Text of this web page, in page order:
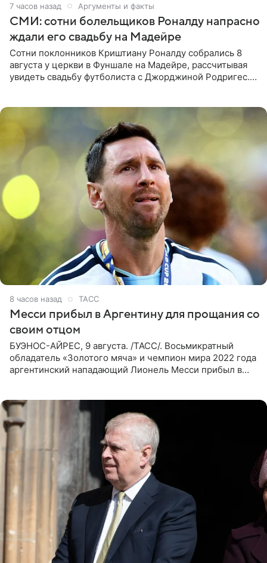
7 часов назад Аргументы и факты
СМИ: сотни болельщиков Роналду напрасно
ждали его свадьбу на Мадейре
Сотни поклонников Криштиану Роналду собрались 8
августа у церкви в Фуншале на Мадейре, рассчитывая
увидеть свадьбу футболиста с Джорджиной Родригес.
8 часов назад ТАСС
Месси прибыл в Аргентину для прощания со
своим отцом
БУЭНОС-АЙРЕС, 9 августа. /ТАСС/. Восьмикратный
обладатель «Золотого мяча» и чемпион мира 2022 года
аргентинский нападающий Лионель Месси прибыл в